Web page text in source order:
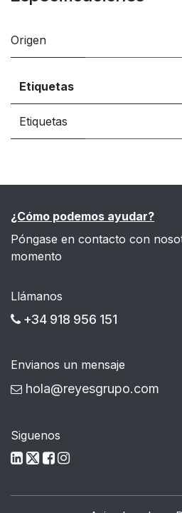
Origen
Etiquetas
Etiquetas
¿Cómo podemos ayudar?
Póngase en contacto con
momento
Llámanos
+34 918 956 151
Envianos un mensaje
hola@reyesgrupo.com
Siguenos